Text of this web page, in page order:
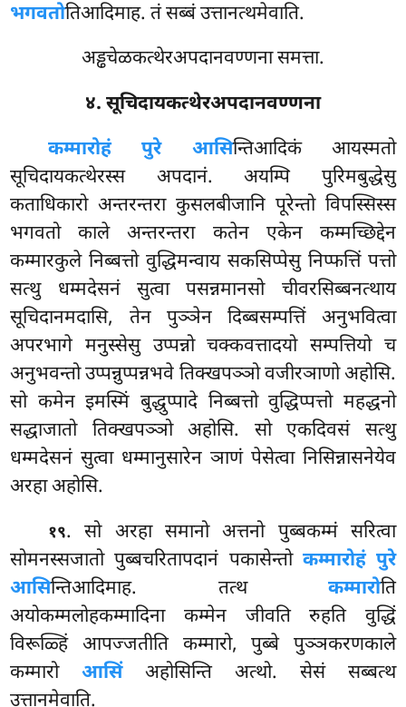
भगवतोतिआदिमाह. तं सब्बं उत्तानत्थमेवाति.
अड्ढचेळकत्थेरअपदानवण्णना समत्ता.
४. सूचिदायकत्थेरअपदानवण्णना
कम्मारोहं पुरे आसिन्तिआदिकं आयस्मतो
सूचिदायकत्थेरस्स अपदानं. अयम्पि पुरिमबुद्धेसु
कताधिकारो अन्तरन्तरा कुसलबीजानि पूरेन्तो विपस्सिस्स
भगवतो काले अन्तरन्तरा कतेन एकेन कम्मच्छिद्देन
कम्मारकुले निब्बत्तो वुद्धिमन्वाय सकसिप्पेसु निप्फत्तिं पत्तो
सत्थु धम्मदेसनं सुत्वा पसन्नमानसो चीवरसिब्बनत्थाय
सूचिदानमदासि, तेन पुञ्ञेन दिब्बसम्पत्तिं अनुभवित्वा
अपरभागे मनुस्सेसु उप्पन्नो चक्कवत्तादयो सम्पत्तियो च
अनुभवन्तो उप्पन्नुप्पन्नभवे तिक्खपञ्ञो वजीरञाणो अहोसि.
सो कमेन इमस्मिं बुद्धुप्पादे निब्बत्तो वुद्धिप्पत्तो महद्धनो
सद्धाजातो तिक्खपञ्ञो अहोसि. सो एकदिवसं सत्थु
धम्मदेसनं सुत्वा धम्मानुसारेन ञाणं पेसेत्वा निसिन्नासनेयेव
अरहा अहोसि.
१९. सो अरहा समानो अत्तनो पुब्बकम्मं सरित्वा
सोमनस्सजातो पुब्बचरितापदानं पकासेन्तो कम्मारोहं पुरे
आसिन्तिआदिमाह. तत्थ कम्मारोति
अयोकम्मलोहकम्मादिना कम्मेन जीवति रुहति वुद्धिं
विरूळ्हिं आपज्जतीति कम्मारो, पुब्बे पुञ्ञकरणकाले
कम्मारोआसिंअहोसिन्ति अत्थो. सेसं सब्बत्थ
उत्तानमेवाति.